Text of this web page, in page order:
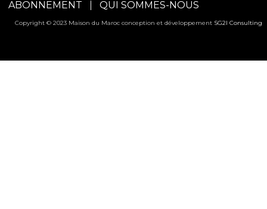
ABONNEMENT QUI SOMMES-NOUS
Copyright © 2023 Maison du Maroc conception et développement SG2I Consulting